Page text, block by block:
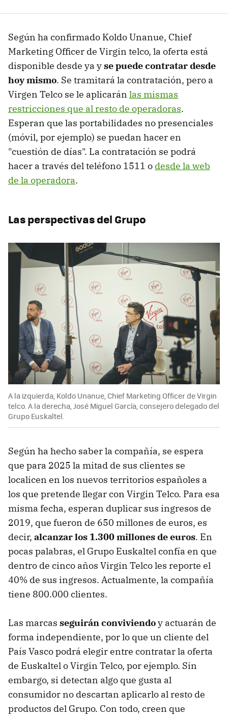
Según ha confirmado Koldo Unanue, Chief
Marketing Officer de Virgin telco, la oferta está
disponible desde ya yse puede contratar desde
hoy mismo. Se tramitará la contratación, pero a
Virgen Telco se le aplicarán las mismas
restricciones que al resto de operadoras.
Esperan que las portabilidades no presenciales
(móvil, por ejemplo) se puedan hacer en
"cuestión de días". La contratación se podrá
hacer a través del teléfono 1511 o desde la web
de la operadora.
Las perspectivas del Grupo
A la izquierda, Koldo Unanue, Chief Marketing Officer de Virgin
telco. A la derecha, José Miguel García, consejero delegado del
Grupo Euskaltel.
Según ha hecho saber la compañía, se espera
que para 2025 la mitad de sus clientes se
localicen en los nuevos territorios españoles a
los que pretende llegar con Virgin Telco. Para esa
misma fecha, esperan duplicar sus ingresos de
2019, que fueron de 650 millones de euros, es
decir, alcanzar los 1.300 millones de euros. En
pocas palabras, el Grupo Euskaltel confía en que
dentro de cinco años Virgin Telco les reporte el
40% de sus ingresos. Actualmente, la compañía
tiene 800.000 clientes.
Las marcas seguirán conviviendoy actuarán de
forma independiente, por lo que un cliente del
País Vasco podrá elegir entre contratar la oferta
de Euskaltel o Virgin Telco, por ejemplo. Sin
embargo, si detectan algo que gusta al
consumidor no descartan aplicarlo al resto de
productos del Grupo. Con todo, creen que